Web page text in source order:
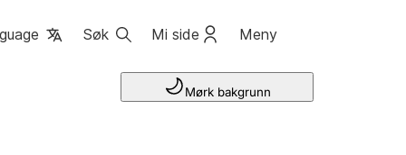
Søk Mi side Meny
Mørk bakgrunn